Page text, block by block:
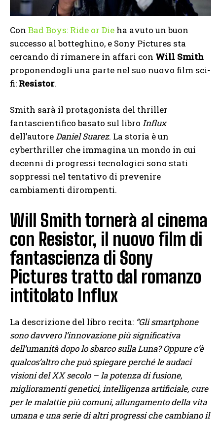
Con Bad Boys: Ride or Die ha avuto un buon
successo al botteghino, e Sony Pictures sta
cercando di rimanere in affari con Will Smith
proponendogli una parte nel suo nuovo film sci-
fi: Resistor.
Smith sarà il protagonista del thriller
fantascientifico basato sul libro Influx
dell’autore Daniel Suarez. La storia è un
cyberthriller che immagina un mondo in cui
decenni di progressi tecnologici sono stati
soppressi nel tentativo di prevenire
cambiamenti dirompenti.
Will Smith tornerà al cinema
con Resistor, il nuovo film di
fantascienza di Sony
Pictures tratto dal romanzo
intitolato Influx
La descrizione del libro recita: “Gli smartphone
sono davvero l’innovazione più significativa
dell’umanità dopo lo sbarco sulla Luna? Oppure c’è
qualcos’altro che può spiegare perché le audaci
visioni del XX secolo – la potenza di fusione,
miglioramenti genetici, intelligenza artificiale, cure
per le malattie più comuni, allungamento della vita
umana e una serie di altri progressi che cambiano il